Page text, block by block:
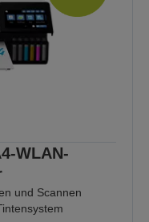
WLAN-
und Scannen